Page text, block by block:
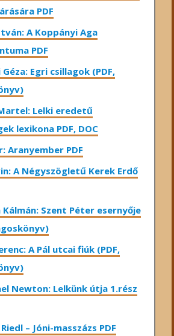
PDF
A Koppányi Aga
PDF
Egri csillagok (PDF,
Lelki eredetű
lexikona PDF, DOC
Aranyember PDF
A Négyszögletű Kerek Erdő
Szent Péter esernyője
A Pál utcai fiúk (PDF,
Newton: Lelkünk útja 1.rész
– Jóni-masszázs PDF